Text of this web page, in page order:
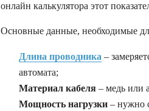
онлайн калькулятора этот
Основные данные, необходимые
Длина проводника –
автомата;
Материал кабеля – медь или
Мощность нагрузки – нужно